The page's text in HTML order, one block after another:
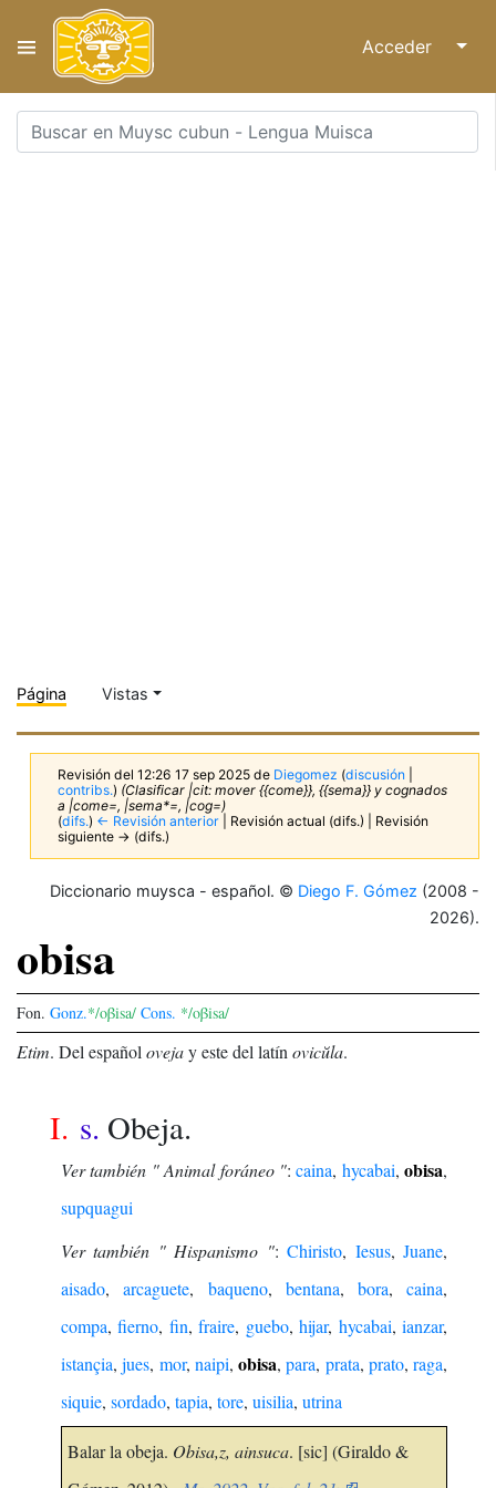
Acceder ↓
Página Vistas
Revisión del 12:26 17 sep 2025 de Diegomez (discusión
contribs.) (Clasificar |cit: mover {{come}}, {{sema}} y cognados
a |come=, |sema*=, |cog=)
(difs.) ← Revisión anterior | Revisión actual (difs.) | Revisión
siguiente → (difs.)
Diccionario muysca - español. © Diego F. Gómez (2008 -
2026).
obisa
Fon. Gonz.*/oβisa/ Cons. */oβisa/
Etim. Del español ovejay este del latín ovicŭla.
I. s. Obeja.
Ver también " Animal foráneo ":caina, hycabai,obisa,
supquagui
Ver también " Hispanismo ":Chiristo, Iesus,Juane,
aisado,arcaguete, baqueno, bentana, bora,caina,
compa,fierno, fin,fraire, guebo,hijar, hycabai,ianzar,
istançia,jues, mor, naipi,obisa,para, prata, prato,raga,
siquie, sordado, tapia, tore, uisilia, utrina
Balar la obeja. Obisa,z, ainsuca. [sic] (Giraldo &